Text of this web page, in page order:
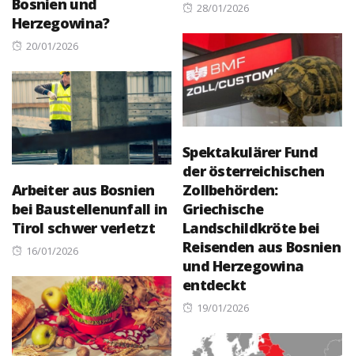
Posted
28/01/2026
Herzegowina?
Posted
20/01/2026
Spektakulärer Fund
der österreichischen
Zollbehörden:
Griechische
Landschildkröte bei
Reisenden aus Bosnien
und Herzegowina
entdeckt
Posted
19/01/2026
Arbeiter aus Bosnien
bei Baustellenunfall in
Tirol schwer verletzt
Posted
16/01/2026